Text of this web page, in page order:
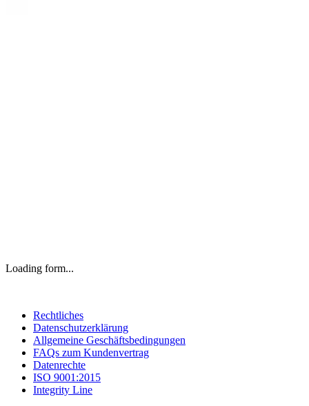
Loading form...
Rechtliches
Datenschutzerklärung
Allgemeine Geschäftsbedingungen
FAQs zum Kundenvertrag
Datenrechte
ISO 9001:2015
Integrity Line